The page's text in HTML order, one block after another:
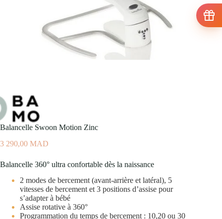
Balancelle Swoon Motion Zinc
3 290,00 MAD
Balancelle 360° ultra confortable dès la naissance
2 modes de bercement (avant-arrière et latéral), 5
vitesses de bercement et 3 positions d’assise pour
s’adapter à bébé
Assise rotative à 360°
Programmation du temps de bercement : 10,20 ou 30